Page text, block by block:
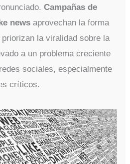
Campañas de
news aprovechan la forma
la viralidad sobre la
a un problema creciente
sociales, especialmente
críticos.